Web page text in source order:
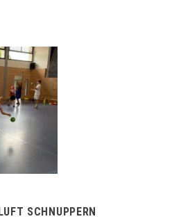
SCHNUPPERN